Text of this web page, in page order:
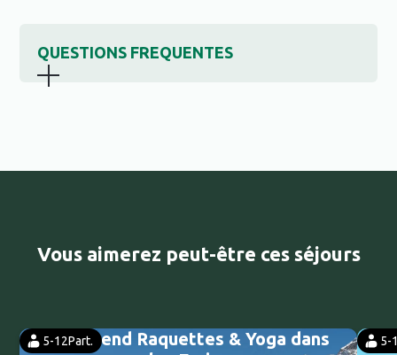
QUESTIONS FREQUENTES
Vous aimerez peut-être ces séjours
Week-end Raquettes & Yoga dans
5-12Part. 5-